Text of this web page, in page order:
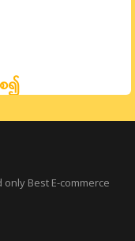
၍
Best E-commerce